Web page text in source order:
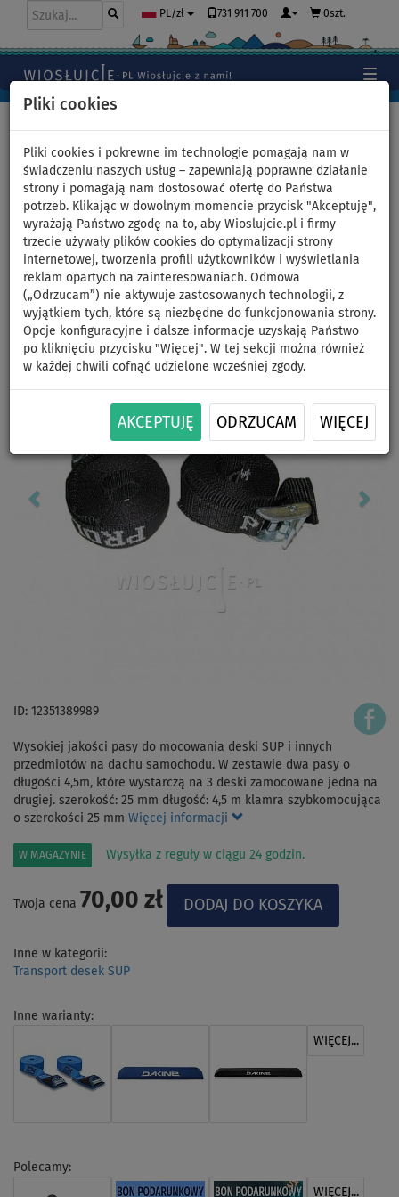
Pliki cookies
Pliki cookies i pokrewne im technologie pomagają nam w
świadczeniu naszych usług – zapewniają poprawne działanie
strony i pomagają nam dostosować ofertę do Państwa
potrzeb. Klikając w dowolnym momencie przycisk "Akceptuję",
wyrażają Państwo zgodę na to, aby Wioslujcie.pl i firmy
trzecie używały plików cookies do optymalizacji strony
internetowej, tworzenia profili użytkowników i wyświetlania
reklam opartych na zainteresowaniach. Odmowa
(„Odrzucam”) nie aktywuje zastosowanych technologii, z
wyjątkiem tych, które są niezbędne do funkcjonowania strony.
Opcje konfiguracyjne i dalsze informacje uzyskają Państwo
po kliknięciu przycisku "Więcej". W tej sekcji można również
w każdej chwili cofnąć udzielone wcześniej zgody.
AKCEPTUJĘ ODRZUCAM WIĘCEJ
PL/zł 731 911 700 0szt.
Pasy transportowe PROLIMIT
4,5 m
Previous
ID: 12351389989
Wysokiej jakości pasy do mocowania deski SUP i innych
przedmiotów na dachu samochodu. W zestawie dwa pasy o
długości 4,5m, które wystarczą na 3 deski zamocowane jedna na
drugiej. szerokość: 25 mm długość: 4,5 m klamra szybkomocująca
o szerokości 25 mm Więcej informacji
W MAGAZYNIE Wysyłka z reguły w ciągu 24 godzin.
Twoja cena 70,00 zł
Inne w kategorii:
Transport desek SUP
Inne warianty:
WIĘCEJ...
Polecamy:
WIĘCEJ...